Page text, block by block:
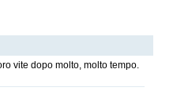
vite dopo molto, molto tempo.